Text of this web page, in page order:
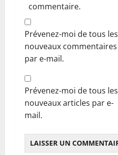
commentaire.
Prévenez-moi de tous les
nouveaux commentaires
par e-mail.
Prévenez-moi de tous les
nouveaux articles par e-
mail.